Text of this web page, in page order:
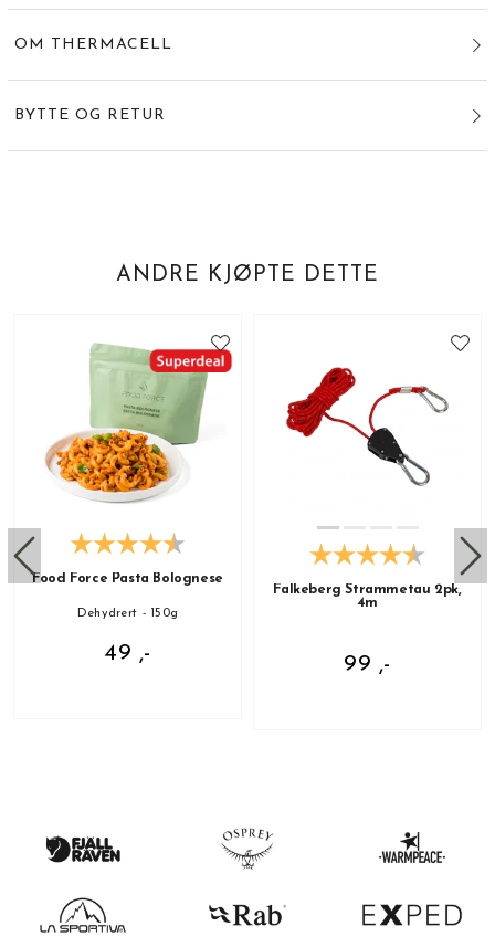
OM THERMACELL
BYTTE OG RETUR
ANDRE KJØPTE DETTE
Food Force Pasta Bolognese
Dehydrert - 150g
49 ,-
Falkeberg Strammetau 2pk,
4m
99 ,-